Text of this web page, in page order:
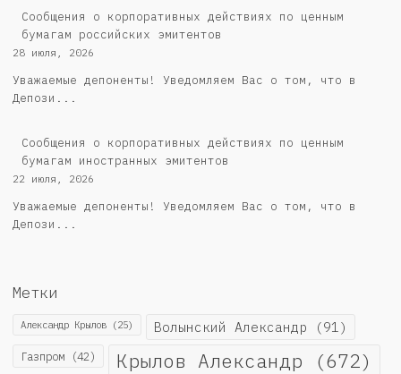
Cообщения о корпоративных действиях по ценным
бумагам российских эмитентов
28 июля, 2026
Уважаемые депоненты! Уведомляем Вас о том, что в
Депози...
Сообщения о корпоративных действиях по ценным
бумагам иностранных эмитентов
22 июля, 2026
Уважаемые депоненты! Уведомляем Вас о том, что в
Депози...
Метки
Александр Крылов (25) Волынский Александр (91)
Газпром (42) Крылов Александр (672)